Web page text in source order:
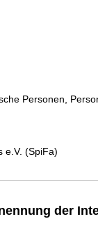
Personen,
e.V. (SpiFa)
der